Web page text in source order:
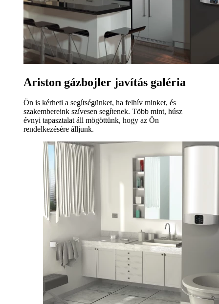
Ariston gázbojler javítás galéria
Ön is kérheti a segítségünket, ha felhív minket, és
szakembereink szívesen segítenek. Több mint, húsz
évnyi tapasztalat áll mögöttünk, hogy az Ön
rendelkezésére álljunk.